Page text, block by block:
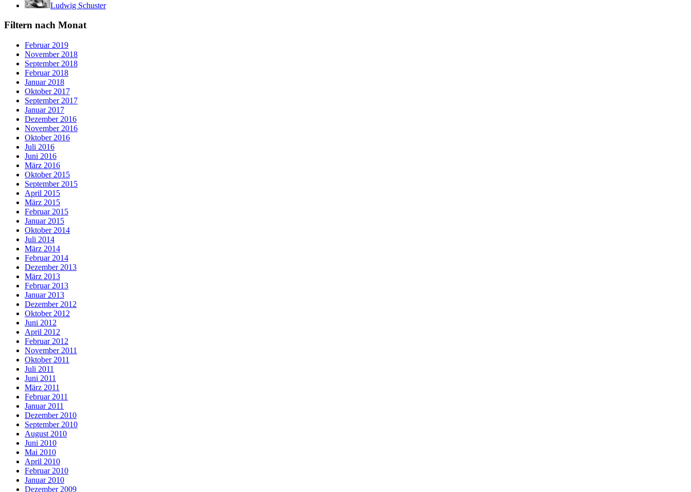
Ludwig Schuster
Filtern nach Monat
Februar 2019
November 2018
September 2018
Februar 2018
Januar 2018
Oktober 2017
September 2017
Januar 2017
Dezember 2016
November 2016
Oktober 2016
Juli 2016
Juni 2016
März 2016
Oktober 2015
September 2015
April 2015
März 2015
Februar 2015
Januar 2015
Oktober 2014
Juli 2014
März 2014
Februar 2014
Dezember 2013
März 2013
Februar 2013
Januar 2013
Dezember 2012
Oktober 2012
Juni 2012
April 2012
Februar 2012
November 2011
Oktober 2011
Juli 2011
Juni 2011
März 2011
Februar 2011
Januar 2011
Dezember 2010
September 2010
August 2010
Juni 2010
Mai 2010
April 2010
Februar 2010
Januar 2010
Dezember 2009